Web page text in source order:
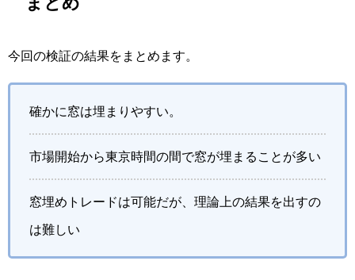
今回の検証の結果をまとめます。
確かに窓は埋まりやすい。
市場開始から東京時間の間で窓が埋まることが多い
窓埋めトレードは可能だが、理論上の結果を出すの
は難しい